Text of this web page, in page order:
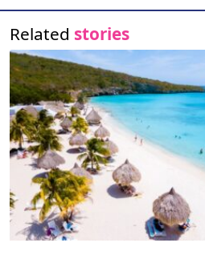
Related stories